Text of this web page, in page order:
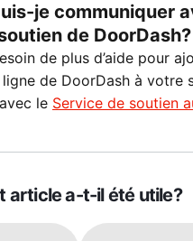
je communiquer
de DoorDash?
de plus d’aide pour
de DoorDash à votre
le Service de soutien
article a-t-il été utile?